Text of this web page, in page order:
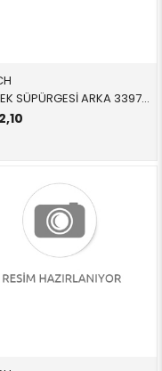
SİLECEK SÜPÜRGESİ ARKA 3397011677 61622754285 61622754285 R56 2010-2017